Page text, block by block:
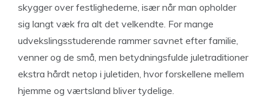
skygger over festlighederne, især når man opholder
sig langt væk fra alt det velkendte. For mange
udvekslingsstuderende rammer savnet efter familie,
venner og de små, men betydningsfulde juletraditioner
ekstra hårdt netop i juletiden, hvor forskellene mellem
hjemme og værtsland bliver tydelige.